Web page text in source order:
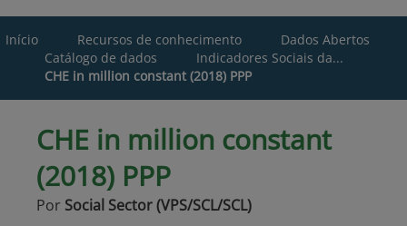
Início Recursos de conhecimento
Dados Abertos
Catálogo de dados
Indicadores Sociais da...
CHE in million constant (2018) PPP
CHE in million constant
(2018) PPP
Por Social Sector (VPS/SCL/SCL)